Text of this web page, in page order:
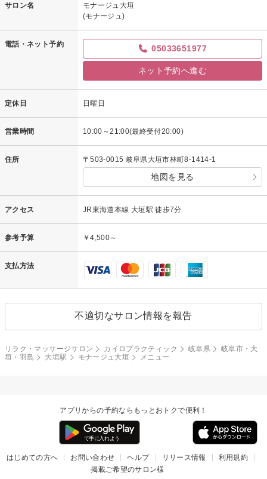
サロン名
モナージュ大垣
(モナージュ)
電話・ネット予約 05033651977
ネット予約へ進む
定休日 日曜日
営業時間 10:00～21:00(最終受付20:00)
住所 〒503-0015 岐阜県大垣市林町8-1414-1
地図を見る
アクセス JR東海道本線 大垣駅 徒歩7分
参考予算 ￥4,500～
支払方法
不適切なサロン情報を報告
リラク・マッサージサロン カイロプラクティック 岐阜県
岐阜市・大
垣・羽島
大垣駅 モナージュ大垣 メニュー
アプリからの予約ならもっとおトクで便利！
はじめての方へ お問い合わせ ヘルプ リリース情報
利用規約
掲載ご希望のサロン様